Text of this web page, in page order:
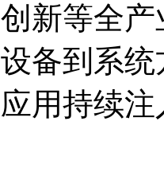
新等全
备到系
用持续